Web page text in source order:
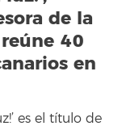
de la
40
en
es el título de